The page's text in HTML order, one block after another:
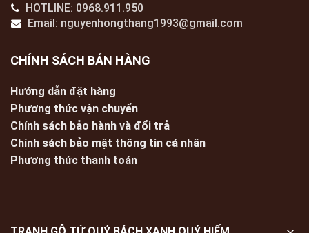
HOTLINE: 0968.911.950
Email: nguyenhongthang1993@gmail.com
CHÍNH SÁCH BÁN HÀNG
Hướng dẫn đặt hàng
Phương thức vận chuyển
Chính sách bảo hành và đổi trả
Chính sách bảo mật thông tin cá nhân
Phương thức thanh toán